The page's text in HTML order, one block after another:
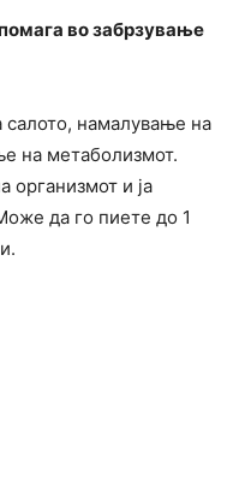
во забрзување
салото, намалување на
на метаболизмот.
организмот и ја
да го пиете до 1